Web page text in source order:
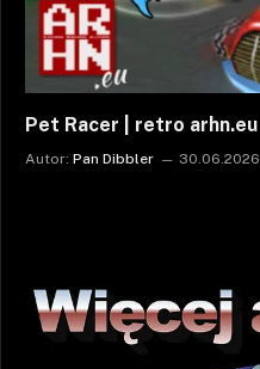
Pet Racer | retro arhn.eu
Autor: Pan Dibbler 30.06.2026